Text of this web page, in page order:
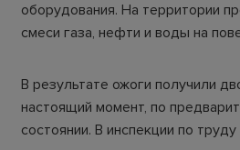
оборудования. На территории
смеси газа, нефти и воды на
В результате ожоги получили
настоящий момент, по
состоянии. В инспекции по